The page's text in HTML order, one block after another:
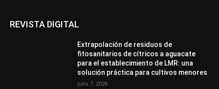
REVISTA DIGITAL
Extrapolación de residuos de
fitosanitarios de cítricos a aguacate
para el establecimiento de LMR: una
solución práctica para cultivos menores
julio 7, 2026